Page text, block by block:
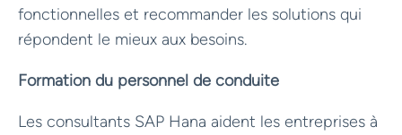
fonctionnelles et recommander les solutions qui
répondent le mieux aux besoins.
Formation du personnel de conduite
Les consultants SAP Hana aident les entreprises à